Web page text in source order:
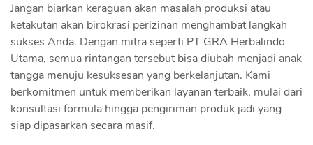
Jangan biarkan keraguan akan masalah produksi atau
ketakutan akan birokrasi perizinan menghambat langkah
sukses Anda. Dengan mitra seperti PT GRA Herbalindo
Utama, semua rintangan tersebut bisa diubah menjadi anak
tangga menuju kesuksesan yang berkelanjutan. Kami
berkomitmen untuk memberikan layanan terbaik, mulai dari
konsultasi formula hingga pengiriman produk jadi yang
siap dipasarkan secara masif.